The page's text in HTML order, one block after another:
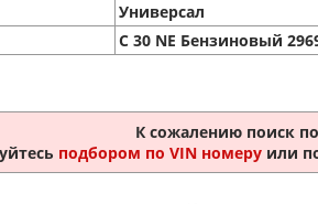
Универсал
C 30 NE Бензиновый
К сожалению поиск
подбором по VIN номеру или